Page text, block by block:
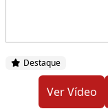
Destaque
Ver Vídeo